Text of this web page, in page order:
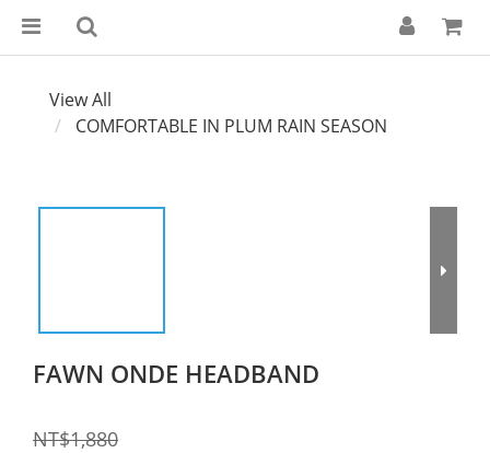
View All
COMFORTABLE IN PLUM RAIN SEASON
FAWN ONDE HEADBAND
NT$1,880